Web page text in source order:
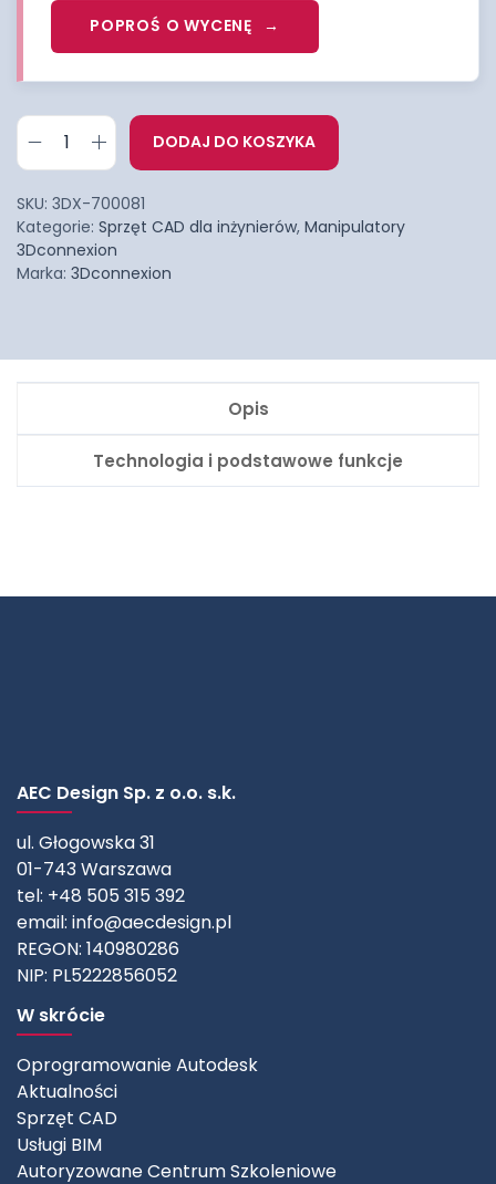
POPROŚ O WYCENĘ
DODAJ DO KOSZYKA
SKU: 3DX-700081
Kategorie: Sprzęt CAD dla inżynierów, Manipulatory
3Dconnexion
Marka: 3Dconnexion
Opis
Technologia i podstawowe funkcje
AEC Design Sp. z o.o. s.k.
ul. Głogowska 31
01-743 Warszawa
tel: +48 505 315 392
email: info@aecdesign.pl
REGON: 140980286
NIP: PL5222856052
W skrócie
Oprogramowanie Autodesk
Aktualności
Sprzęt CAD
Usługi BIM
Autoryzowane Centrum Szkoleniowe